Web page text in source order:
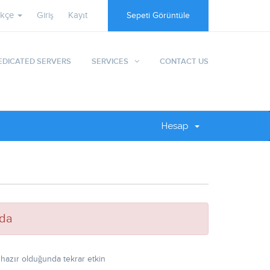
Giriş Kayıt Sepeti Görüntüle
SERVERS SERVICES CONTACT US
Hesap
olduğunda tekrar etkin